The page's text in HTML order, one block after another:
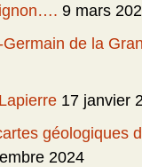
9 mars
de la
17 janvier
géologiques
2024